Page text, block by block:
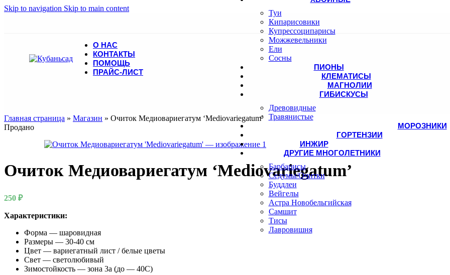
Skip to navigation Skip to main content
О НАС
КОНТАКТЫ
ПОМОЩЬ
ПРАЙС-ЛИСТ
Туи
Кипарисовики
Купрессоципарисы
Можжевельники
Ели
Сосны
ПИОНЫ
КЛЕМАТИСЫ
МАГНОЛИИ
ГИБИСКУСЫ
Древовидные
Травянистые
МОРОЗНИКИ
ГОРТЕНЗИИ
ИНЖИР
ДРУГИЕ МНОГОЛЕТНИКИ
Барбарисы
Седумы/Очитки
Буддлеи
Вейгелы
Астра Новобельгийская
Самшит
Тисы
Лавровишня
Главная страница » Магазин » Очиток Медиовариегатум ‘Mediovariegatum’
Продано
Очиток Медиовариегатум ‘Mediovariegatum’
250 ₽
Характеристики:
Форма — шаровидная
Размеры — 30-40 см
Цвет — вариегатный лист / белые цветы
Свет — светолюбивый
Зимостойкость — зона 3а (до — 40С)